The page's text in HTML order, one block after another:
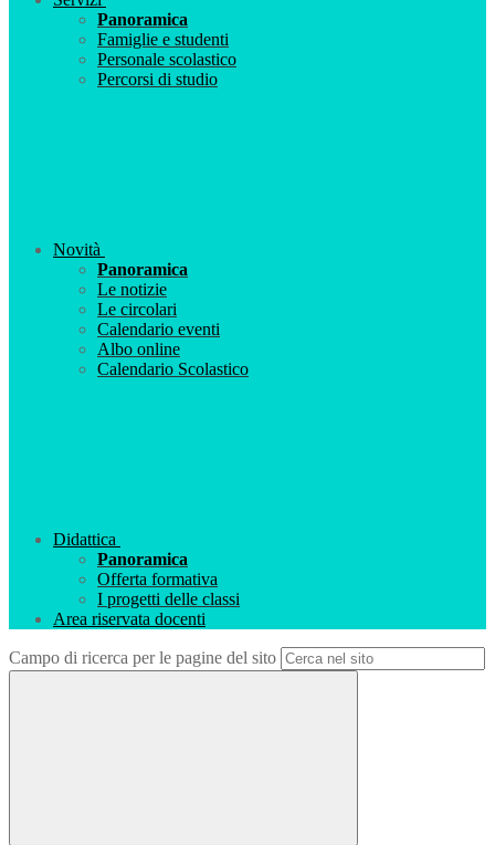
Panoramica
Famiglie e studenti
Personale scolastico
Percorsi di studio
Novità
Panoramica
Le notizie
Le circolari
Calendario eventi
Albo online
Calendario Scolastico
Didattica
Panoramica
Offerta formativa
I progetti delle classi
Area riservata docenti
Campo di ricerca per le pagine del sito